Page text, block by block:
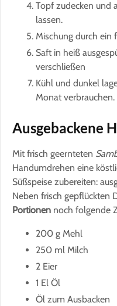
Topf zudecken und
lassen.
Mischung durch ein
Saft in heiß
verschließen
Kühl und dunkel
Monat verbrauchen.
Ausgebackene
Mit frisch geernteten
Handumdrehen eine
Süßspeise zubereiten:
Neben frisch gepflückten
Portionen noch folgende
200 g Mehl
250 ml Milch
2 Eier
1 El Öl
Öl zum Ausbacken